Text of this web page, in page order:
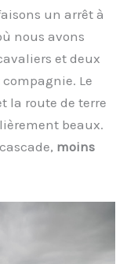
un arrêt à
nous avons
et deux
Le
la route de terre
beaux.
moins